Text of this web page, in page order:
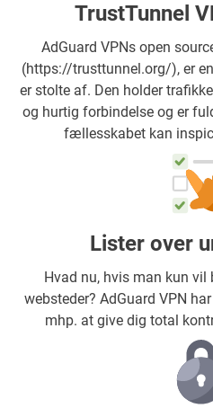
TrustTunnel
AdGuard VPNs open
(https://trusttunnel.org/), er
er stolte af. Den holder
og hurtig forbindelse og er
fællesskabet kan
Lister over
Hvad nu, hvis man kun vil
websteder? AdGuard VPN
mhp. at give dig total